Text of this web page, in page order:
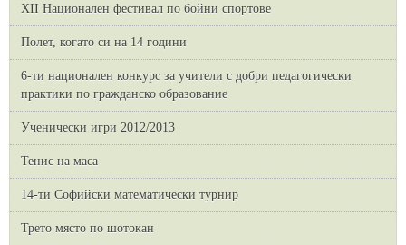
XII Национален фестивал по бойни спортове
Полет, когато си на 14 години
6-ти национален конкурс за учители с добри педагогически
практики по гражданско образование
Ученически игри 2012/2013
Тенис на маса
14-ти Софийски математически турнир
Трето място по шотокан